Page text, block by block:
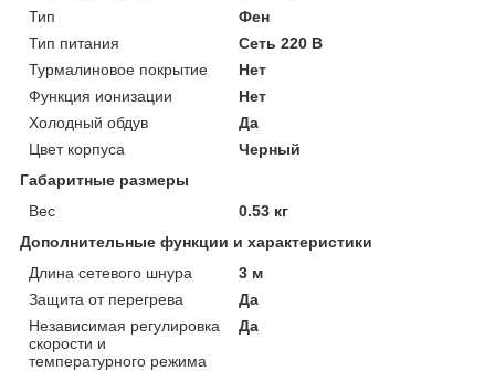
Тип
Фен
Тип питания
Сеть 220 В
Турмалиновое покрытие
Нет
Функция ионизации
Нет
Холодный обдув
Да
Цвет корпуса
Черный
Габаритные размеры
Вес
0.53 кг
Дополнительные функции и характеристики
Длина сетевого шнура
3 м
Защита от перегрева
Да
Независимая регулировка
скорости и
температурного режима
Да